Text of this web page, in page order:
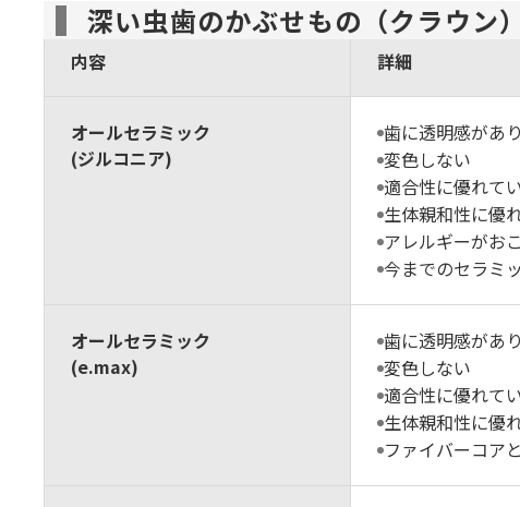
深い虫歯のかぶせもの（クラウン）
前歯
内容 詳細
オールセラミック
(ジルコニア)
歯に透明感があ
変色しない
適合性に優れて
生体親和性に優
アレルギーがお
今までのセラミ
オールセラミック
(e.max)
歯に透明感があ
変色しない
適合性に優れて
生体親和性に優
ファイバーコア